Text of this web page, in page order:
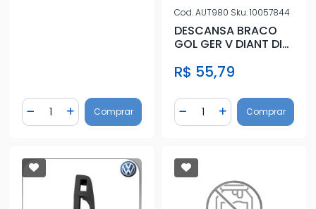
Diminuir Quantidade
Quantidade
Adicionar Quantidade
Comprar
Cod.AUT980 Sku.10057844
DESCANSA BRACO
GOL GER V DIANT DIR
ELETRI
R$ 55,79
Diminuir Quantidade
Quantidade
AdicionarComprar